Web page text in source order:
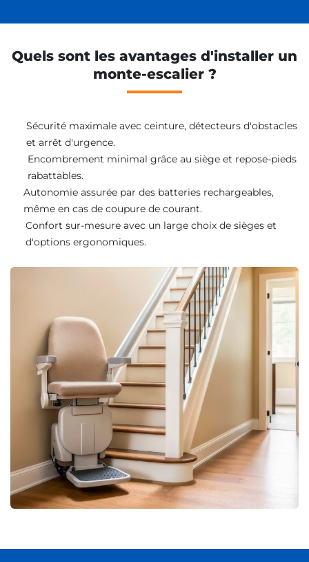
Quels sont les avantages d'installer un
monte-escalier ?
Sécurité maximale avec ceinture, détecteurs d'obstacles
et arrêt d'urgence.
Encombrement minimal grâce au siège et repose-pieds
rabattables.
Autonomie assurée par des batteries rechargeables,
même en cas de coupure de courant.
Confort sur-mesure avec un large choix de sièges et
d'options ergonomiques.